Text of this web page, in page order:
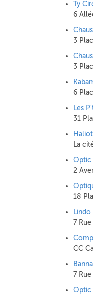
Ty
6
3
3
6
Les
31
La
Optic
2
18
Lindo
7
CC
7
Optic